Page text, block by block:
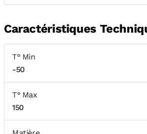
Caractéristiques
T° Min
-50
T° Max
150